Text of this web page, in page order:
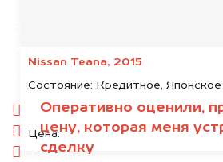
Nissan Teana, 2015
Состояние: Кредитное, Японское
Цена:
Оперативно оценили,
цену, которая меня
сделку
1. Сфотографируйте машину:
спереди
сзади
слева